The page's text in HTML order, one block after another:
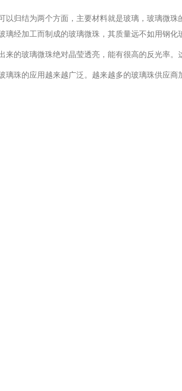
归结为两个方面，主要材料就是玻璃，玻璃微珠
璃经加工而制成的玻璃微珠，其质量远不如用钢化
的玻璃微珠绝对晶莹透亮，能有很高的反光率。
珠的应用越来越广泛。越来越多的玻璃珠供应商